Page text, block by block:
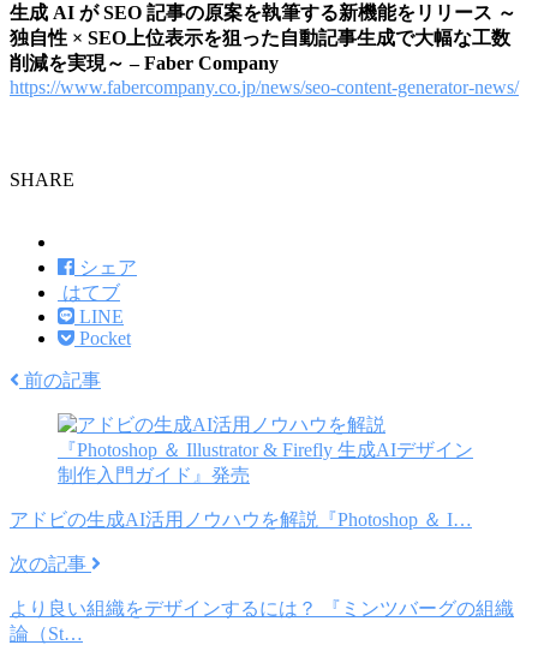
生成 AI が SEO 記事の原案を執筆する新機能をリリース ～
独自性 × SEO上位表示を狙った自動記事生成で大幅な工数
削減を実現～ – Faber Company
https://www.fabercompany.co.jp/news/seo-content-generator-news/
SHARE
シェア
はてブ
LINE
Pocket
前の記事
アドビの生成AI活用ノウハウを解説『Photoshop ＆ I…
次の記事
より良い組織をデザインするには？ 『ミンツバーグの組織
論（St…